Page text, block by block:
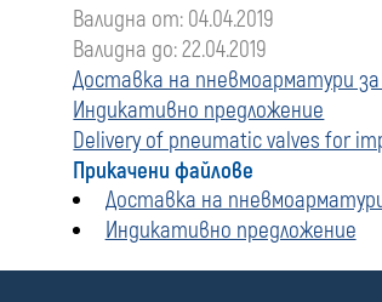
Валидна от: 04.04.2019
Валидна до: 22.04.2019
Доставка на пневмоарматури
Индикативно предложение
Delivery of pneumatic valves for
Прикачени файлове
Доставка на
Индикативно предложение